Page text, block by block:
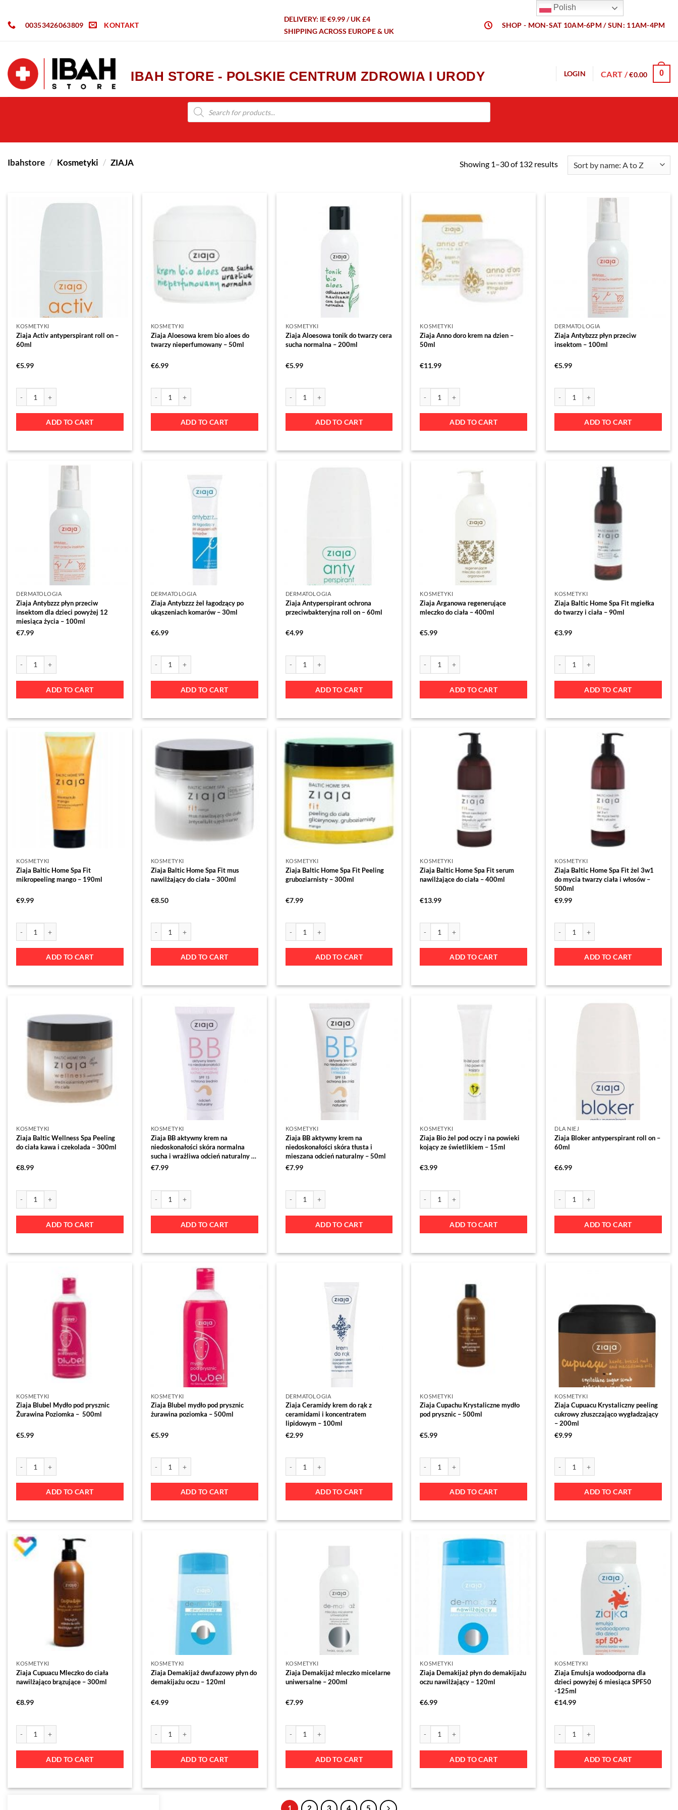
00353426063809 KONTAKT
DELIVERY: IE €9.99 / UK £4
SHIPPING ACROSS EUROPE & UK
SHOP - MON-SAT 10AM-6PM / SUN: 11AM-4PM
IBAH STORE - POLSKIE CENTRUM ZDROWIA I URODY LOGIN CART /€0.00 0
Ibahstore / Kosmetyki / ZIAJA Showing 1–30 of 132 results
KOSMETYKI
Ziaja Activ antyperspirant roll on –
60ml
€5.99
ADD TO CART
KOSMETYKI
Ziaja Aloesowa krem bio aloes do
twarzy nieperfumowany – 50ml
€6.99
ADD TO CART
KOSMETYKI
Ziaja Aloesowa tonik do twarzy cera
sucha normalna – 200ml
€5.99
ADD TO CART
KOSMETYKI
Ziaja Anno doro krem na dzien –
50ml
€11.99
ADD TO CART
DERMATOLOGIA
Ziaja Antybzzz płyn przeciw
insektom – 100ml
€5.99
ADD TO CART
DERMATOLOGIA
Ziaja Antybzzz płyn przeciw
insektom dla dzieci powyżej 12
miesiąca życia – 100ml
€7.99
ADD TO CART
DERMATOLOGIA
Ziaja Antybzzz żel łagodzący po
ukąszeniach komarów – 30ml
€6.99
ADD TO CART
DERMATOLOGIA
Ziaja Antyperspirant ochrona
przeciwbakteryjna roll on – 60ml
€4.99
ADD TO CART
KOSMETYKI
Ziaja Arganowa regenerujące
mleczko do ciała – 400ml
€5.99
ADD TO CART
KOSMETYKI
Ziaja Baltic Home Spa Fit mgiełka
do twarzy i ciała – 90ml
€3.99
ADD TO CART
KOSMETYKI
Ziaja Baltic Home Spa Fit
mikropeeling mango – 190ml
€9.99
ADD TO CART
KOSMETYKI
Ziaja Baltic Home Spa Fit mus
nawilżający do ciała – 300ml
€8.50
ADD TO CART
KOSMETYKI
Ziaja Baltic Home Spa Fit Peeling
gruboziarnisty – 300ml
€7.99
ADD TO CART
KOSMETYKI
Ziaja Baltic Home Spa Fit serum
nawilżające do ciała – 400ml
€13.99
ADD TO CART
KOSMETYKI
Ziaja Baltic Home Spa Fit żel 3w1
do mycia twarzy ciała i włosów –
500ml
€9.99
ADD TO CART
KOSMETYKI
Ziaja Baltic Wellness Spa Peeling
do ciała kawa i czekolada – 300ml
€8.99
ADD TO CART
KOSMETYKI
Ziaja BB aktywny krem na
niedoskonałości skóra normalna
sucha i wrażliwa odcień naturalny –
50ml
€7.99
ADD TO CART
KOSMETYKI
Ziaja BB aktywny krem na
niedoskonałości skóra tłusta i
mieszana odcień naturalny – 50ml
€7.99
ADD TO CART
KOSMETYKI
Ziaja Bio żel pod oczy i na powieki
kojący ze świetlikiem – 15ml
€3.99
ADD TO CART
DLA NIEJ
Ziaja Bloker antyperspirant roll on –
60ml
€6.99
ADD TO CART
KOSMETYKI
Ziaja Blubel Mydło pod prysznic
Żurawina Poziomka – 500ml
€5.99
ADD TO CART
KOSMETYKI
Ziaja Blubel mydło pod prysznic
żurawina poziomka – 500ml
€5.99
ADD TO CART
DERMATOLOGIA
Ziaja Ceramidy krem do rąk z
ceramidami i koncentratem
lipidowym – 100ml
€2.99
ADD TO CART
KOSMETYKI
Ziaja Cupachu Krystaliczne mydło
pod prysznic – 500ml
€5.99
ADD TO CART
KOSMETYKI
Ziaja Cupuacu Krystaliczny peeling
cukrowy złuszczająco wygładzający
– 200ml
€9.99
ADD TO CART
KOSMETYKI
Ziaja Cupuacu Mleczko do ciała
nawilżająco brązujące – 300ml
€8.99
ADD TO CART
KOSMETYKI
Ziaja Demakijaż dwufazowy płyn do
demakijażu oczu – 120ml
€4.99
ADD TO CART
KOSMETYKI
Ziaja Demakijaż mleczko micelarne
uniwersalne – 200ml
€7.99
ADD TO CART
KOSMETYKI
Ziaja Demakijaż płyn do demakijażu
oczu nawilżający – 120ml
€6.99
ADD TO CART
KOSMETYKI
Ziaja Emulsja wodoodporna dla
dzieci powyżej 6 miesiąca SPF50
-125ml
€14.99
ADD TO CART
1 2 3 4 5
Polish